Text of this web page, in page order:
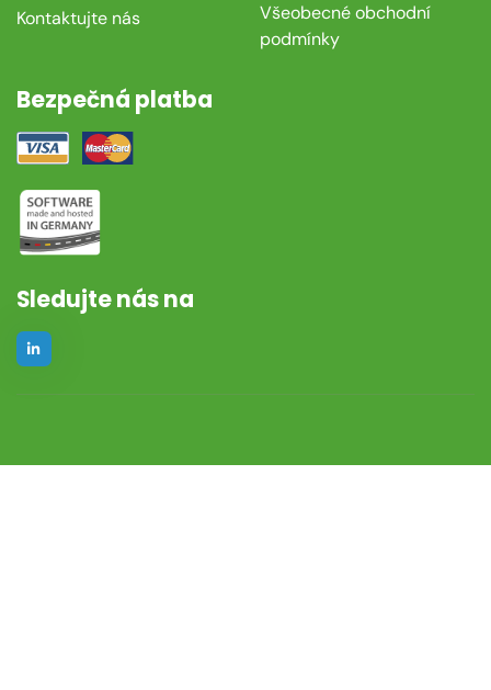
Kontaktujte nás
Všeobecné obchodní
podmínky
Bezpečná platba
Sledujte nás na